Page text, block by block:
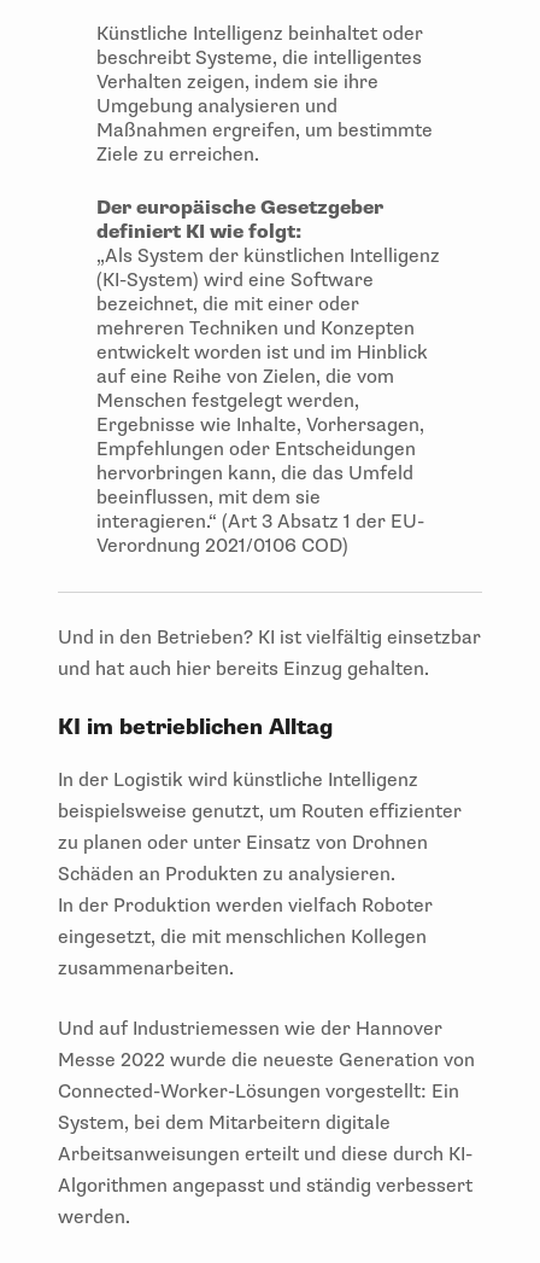
Künstliche Intelligenz beinhaltet oder
beschreibt Systeme, die intelligentes
Verhalten zeigen, indem sie ihre
Umgebung analysieren und
Maßnahmen ergreifen, um bestimmte
Ziele zu erreichen.
Der europäische Gesetzgeber
definiert KI wie folgt:
„Als System der künstlichen Intelligenz
(KI-System) wird eine Software
bezeichnet, die mit einer oder
mehreren Techniken und Konzepten
entwickelt worden ist und im Hinblick
auf eine Reihe von Zielen, die vom
Menschen festgelegt werden,
Ergebnisse wie Inhalte, Vorhersagen,
Empfehlungen oder Entscheidungen
hervorbringen kann, die das Umfeld
beeinflussen, mit dem sie
interagieren.“ (Art 3 Absatz 1 der EU-
Verordnung 2021/0106 COD)
Und in den Betrieben? KI ist vielfältig einsetzbar
und hat auch hier bereits Einzug gehalten.
KI im betrieblichen Alltag
In der Logistik wird künstliche Intelligenz
beispielsweise genutzt, um Routen effizienter
zu planen oder unter Einsatz von Drohnen
Schäden an Produkten zu analysieren.
In der Produktion werden vielfach Roboter
eingesetzt, die mit menschlichen Kollegen
zusammenarbeiten.
Und auf Industriemessen wie der Hannover
Messe 2022 wurde die neueste Generation von
Connected-Worker-Lösungen vorgestellt: Ein
System, bei dem Mitarbeitern digitale
Arbeitsanweisungen erteilt und diese durch KI-
Algorithmen angepasst und ständig verbessert
werden.